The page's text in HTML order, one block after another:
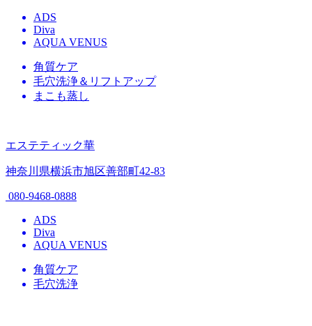
ADS
Diva
AQUA VENUS
角質ケア
毛穴洗浄＆リフトアップ
まこも蒸し
エステティック華
神奈川県横浜市旭区善部町42-83
080-9468-0888
ADS
Diva
AQUA VENUS
角質ケア
毛穴洗浄